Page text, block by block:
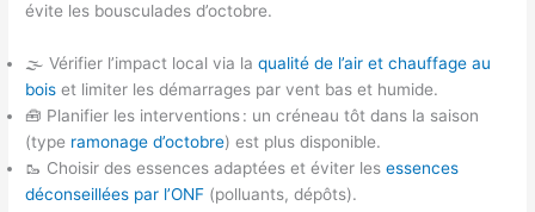
évite les bousculades d’octobre.
🌫️ Vérifier l’impact local via laqualité de l’air et chauffage au
bois et limiter les démarrages par vent bas et humide.
🧰 Planifier les interventions : un créneau tôt dans la saison
(type ramonage d’octobre) est plus disponible.
🥾 Choisir des essences adaptées et éviter lesessences
déconseillées par l’ONF (polluants, dépôts).